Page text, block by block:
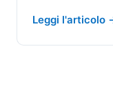
Leggi l'articolo